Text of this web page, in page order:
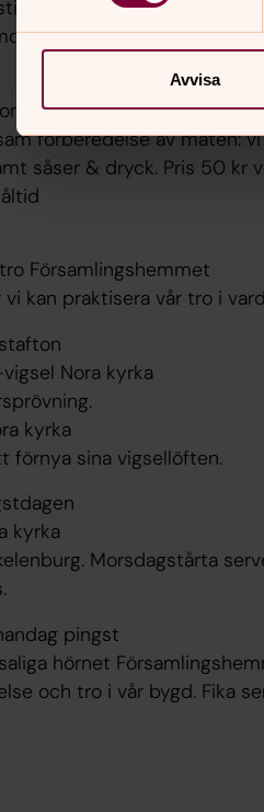
Avvisa
och plantor
om mat & troVid
förberedelse av maten:
såser & dryck. Pris 50 kr
Församlingshemmet
kan praktisera vår tro i
Nora kyrka
kyrka
förnya sina vigsellöften.
kyrka
Morsdagstårta
pingst
hörnet
och tro i vår bygd. Fika